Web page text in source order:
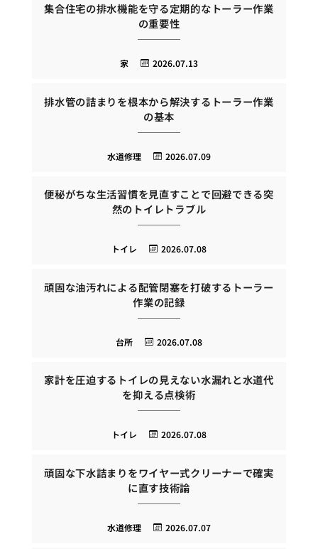
集合住宅の排水機能を守る定期的なトーラー作業
の重要性
2026.07.13
家
排水管の詰まりを根本から解決するトーラー作業
の基本
2026.07.09
水道修理
便秘がちな生活習慣を見直すことで回避できる突
然のトイレトラブル
2026.07.08
トイレ
頑固な油汚れによる配管閉塞を打破するトーラー
作業の記録
2026.07.08
台所
家計を圧迫するトイレの見えない水漏れと水道代
を抑える点検術
2026.07.08
トイレ
頑固な下水詰まりをワイヤー式クリーナーで確実
に直す技術論
2026.07.07
水道修理